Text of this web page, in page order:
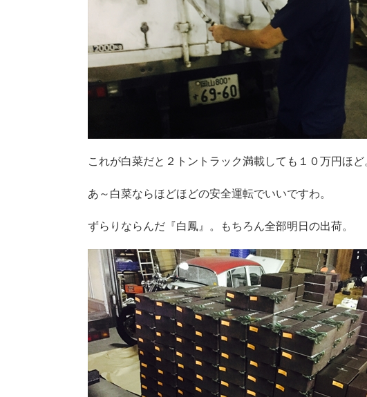
これが白菜だと２トントラック満載しても１０万円ほど
あ～白菜ならほどほどの安全運転でいいですわ。
ずらりならんだ『白鳳』。もちろん全部明日の出荷。